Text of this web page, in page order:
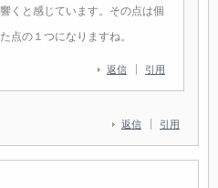
返信 引用
返信 引用
くと感じています。その点は個
点の１つになりますね。